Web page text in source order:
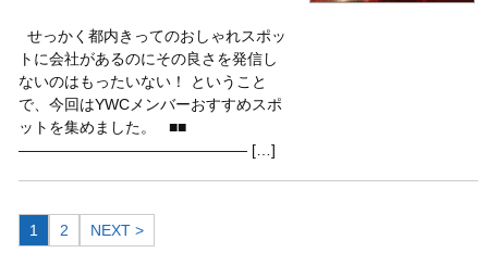
せっかく都内きってのおしゃれスポッ
トに会社があるのにその良さを発信し
ないのはもったいない！ ということ
で、今回はYWCメンバーおすすめスポ
ットを集めました。 ■■
——————————————— […]
1 2 NEXT >